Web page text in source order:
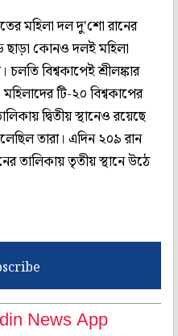
মহিলা দল দু'শো রানের
ছাড়া কোনও দলই মহিলা
বিশ্বকাপেই শ্রীলঙ্কার
টি-২০ বিশ্বকাপের
দ্বিতীয় স্থানেও রয়েছে
তারা। এদিন ২০৯ রান
তালিকায় তৃতীয় স্থানে উঠে
News App